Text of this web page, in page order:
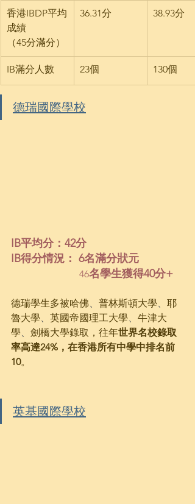
​香港IBDP平均
成績
（45分滿分）
36.31分 38.93分
IB滿分人數 23個 130個
德瑞國際學校
IB平均分：42分
IB得分情況： 6名滿分狀元
46名學生獲得40分+
德瑞學生多被哈佛 普林斯頓大學
耶
魯大學
英國帝國理工大學
牛津大
學
劍橋大學錄取，往年世界名校錄取
率高達24%，在香港所有中學中排名前
10
英基國際學校